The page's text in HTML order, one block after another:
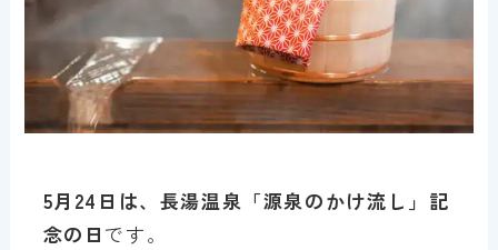
5月24日は、長湯温泉「源泉のかけ流し」記
念の日 です。